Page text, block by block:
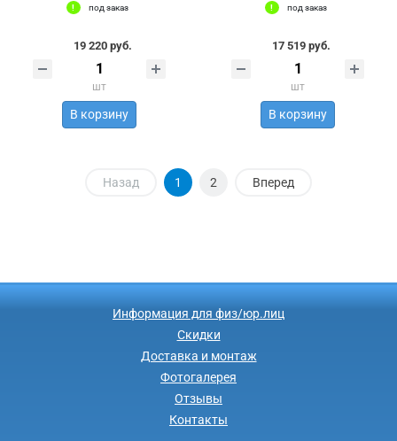
под заказ
19 220 руб.
шт
В корзину
под заказ
17 519 руб.
шт
В корзину
Назад 1 2 Вперед
Информация для физ/юр.лиц
Скидки
Доставка и монтаж
Фотогалерея
Отзывы
Контакты